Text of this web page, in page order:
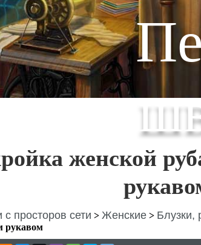
женской
с просторов сети > Женские > Блузки,
рукавом